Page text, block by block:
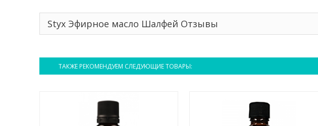
Styx Эфирное масло Шалфей Отзывы
ТАКЖЕ РЕКОМЕНДУЕМ СЛЕДУЮЩИЕ ТОВАРЫ: